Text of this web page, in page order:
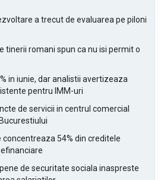
a trecut de evaluarea pe piloni
tinerii romani spun ca nu isi permit o
in iunie, dar analistii avertizeaza
pentru IMM-uri
de servicii in centrul comercial
concentreaza 54% din creditele
de securitate sociala inaspreste